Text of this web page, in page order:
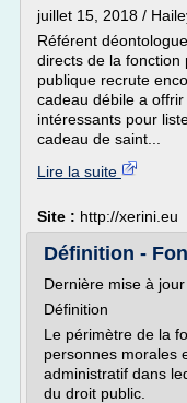
juillet 15, 2018 /
Référent
directs de la fonction
publique recrute
cadeau débile a
intéressants pour
cadeau de saint...
Lire la suite
Site : http://xerini.eu
Définition -
Dernière mise à
Définition
Le périmètre de la
personnes morales
administratif dans
du droit public.